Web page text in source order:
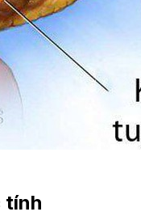
tính